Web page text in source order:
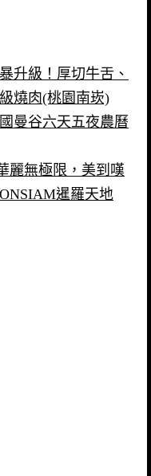
升級！厚切牛舌、
燒肉(桃園南崁)
曼谷六天五夜農曆
麗無極限，美到嘆
暹羅天地